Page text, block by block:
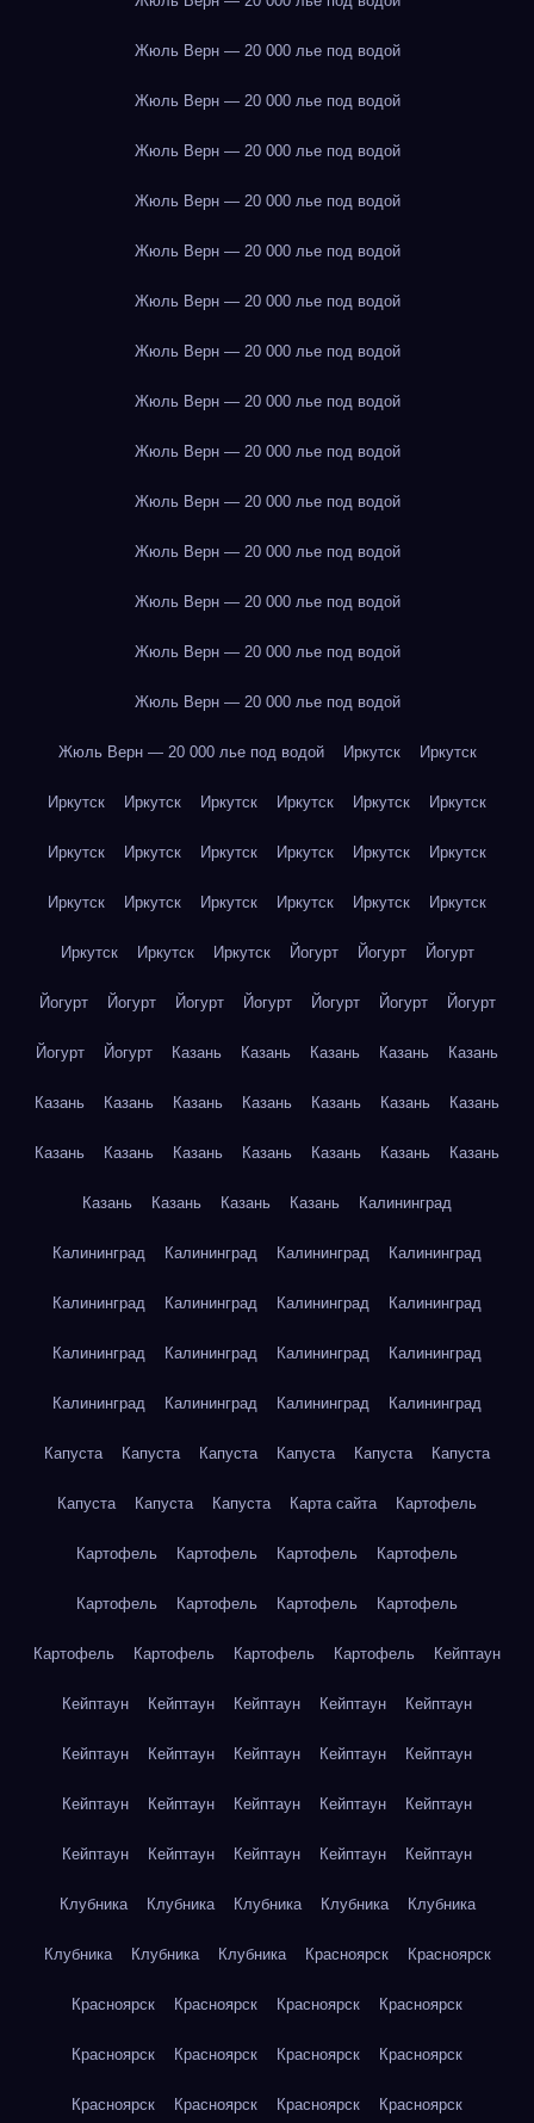
Жюль Верн — 20 000 лье под водой
Жюль Верн — 20 000 лье под водой
Жюль Верн — 20 000 лье под водой
Жюль Верн — 20 000 лье под водой
Жюль Верн — 20 000 лье под водой
Жюль Верн — 20 000 лье под водой
Жюль Верн — 20 000 лье под водой
Жюль Верн — 20 000 лье под водой
Жюль Верн — 20 000 лье под водой
Жюль Верн — 20 000 лье под водой
Жюль Верн — 20 000 лье под водой
Жюль Верн — 20 000 лье под водой
Жюль Верн — 20 000 лье под водой
Жюль Верн — 20 000 лье под водой
Жюль Верн — 20 000 лье под водой Иркутск Иркутск
Иркутск Иркутск Иркутск Иркутск Иркутск Иркутск
Иркутск Иркутск Иркутск Иркутск Иркутск Иркутск
Иркутск Иркутск Иркутск Иркутск Иркутск Иркутск
Иркутск Иркутск Иркутск Йогурт Йогурт Йогурт
Йогурт Йогурт Йогурт Йогурт Йогурт Йогурт Йогурт
Йогурт Йогурт Казань Казань Казань Казань Казань
Казань Казань Казань Казань Казань Казань Казань
Казань Казань Казань Казань Казань Казань Казань
Казань Казань Казань Казань Калининград
Калининград Калининград Калининград Калининград
Калининград Калининград Калининград Калининград
Калининград Калининград Калининград Калининград
Калининград Калининград Калининград Калининград
Капуста Капуста Капуста Капуста Капуста Капуста
Капуста Капуста Капуста Карта сайта Картофель
Картофель Картофель Картофель Картофель
Картофель Картофель Картофель Картофель
Картофель Картофель Картофель Картофель Кейптаун
Кейптаун Кейптаун Кейптаун Кейптаун Кейптаун
Кейптаун Кейптаун Кейптаун Кейптаун Кейптаун
Кейптаун Кейптаун Кейптаун Кейптаун Кейптаун
Кейптаун Кейптаун Кейптаун Кейптаун Кейптаун
Клубника Клубника Клубника Клубника Клубника
Клубника Клубника Клубника Красноярск Красноярск
Красноярск Красноярск Красноярск Красноярск
Красноярск Красноярск Красноярск Красноярск
Красноярск Красноярск Красноярск Красноярск